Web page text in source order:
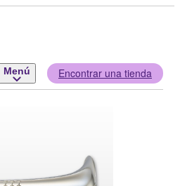
Menú Encontrar una tienda